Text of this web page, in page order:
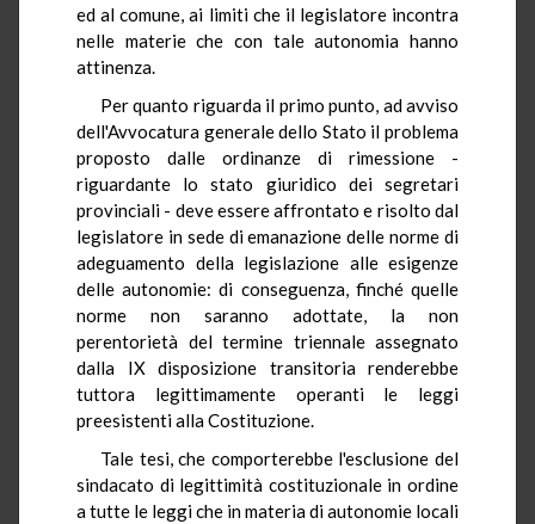
ed al comune, ai limiti che il legislatore incontra
nelle materie che con tale autonomia hanno
attinenza.
Per quanto riguarda il primo punto, ad avviso
dell'Avvocatura generale dello Stato il problema
proposto dalle ordinanze di rimessione -
riguardante lo stato giuridico dei segretari
provinciali - deve essere affrontato e risolto dal
legislatore in sede di emanazione delle norme di
adeguamento della legislazione alle esigenze
delle autonomie: di conseguenza, finché quelle
norme non saranno adottate, la non
perentorietà del termine triennale assegnato
dalla IX disposizione transitoria renderebbe
tuttora legittimamente operanti le leggi
preesistenti alla Costituzione.
Tale tesi, che comporterebbe l'esclusione del
sindacato di legittimità costituzionale in ordine
a tutte le leggi che in materia di autonomie locali